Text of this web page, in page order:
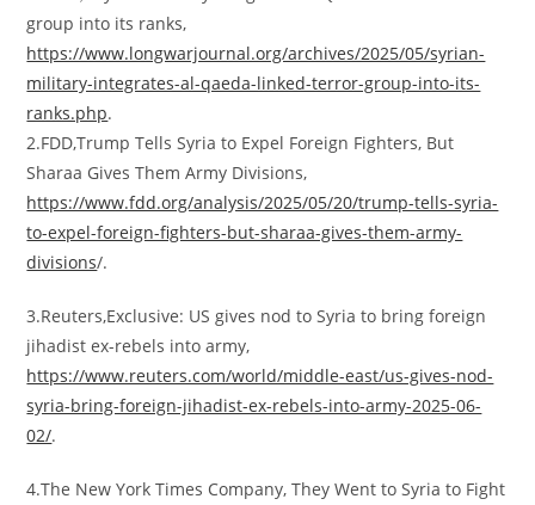
group into its ranks,
https://www.longwarjournal.org/archives/2025/05/syrian-
military-integrates-al-qaeda-linked-terror-group-into-its-
ranks.php.
2.FDD,Trump Tells Syria to Expel Foreign Fighters, But
Sharaa Gives Them Army Divisions,
https://www.fdd.org/analysis/2025/05/20/trump-tells-syria-
to-expel-foreign-fighters-but-sharaa-gives-them-army-
divisions/.
3.Reuters,Exclusive: US gives nod to Syria to bring foreign
jihadist ex-rebels into army,
https://www.reuters.com/world/middle-east/us-gives-nod-
syria-bring-foreign-jihadist-ex-rebels-into-army-2025-06-
02/.
4.The New York Times Company, They Went to Syria to Fight